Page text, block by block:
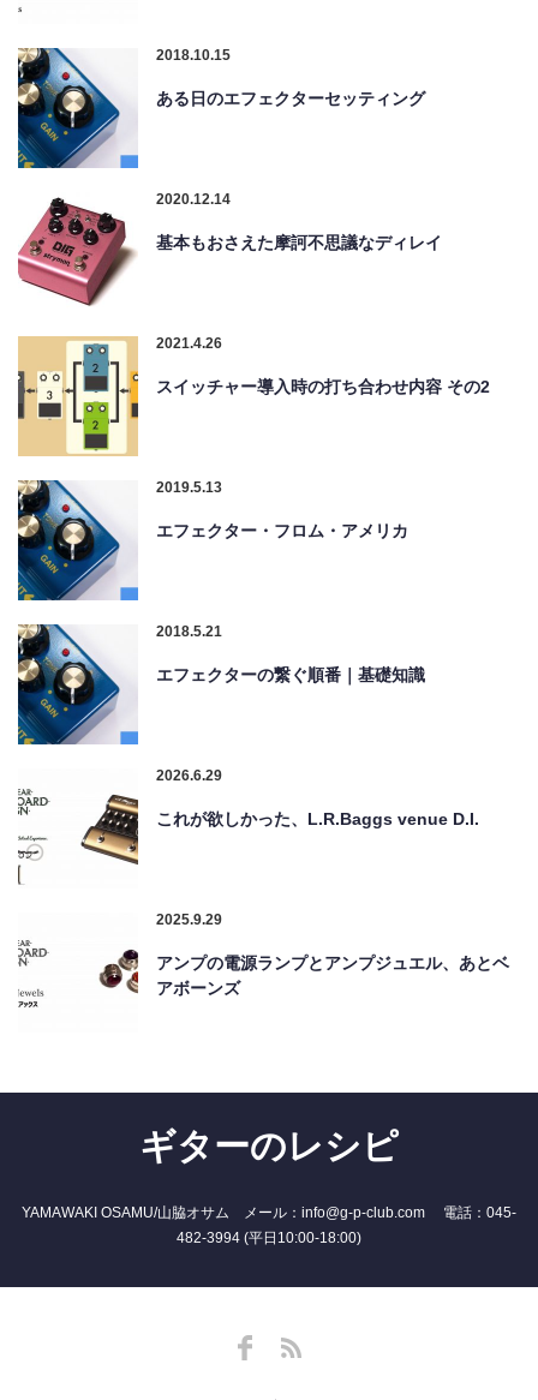
2018.10.15
ある日のエフェクターセッティング
2020.12.14
基本もおさえた摩訶不思議なディレイ
2021.4.26
スイッチャー導入時の打ち合わせ内容 その2
2019.5.13
エフェクター・フロム・アメリカ
2018.5.21
エフェクターの繋ぐ順番｜基礎知識
2026.6.29
これが欲しかった、L.R.Baggs venue D.I.
2025.9.29
アンプの電源ランプとアンプジュエル、あとベ
アボーンズ
ギターのレシピ
YAMAWAKI OSAMU/山脇オサム メール：info@g-p-club.com 電話：045-
482-3994 (平日10:00-18:00)